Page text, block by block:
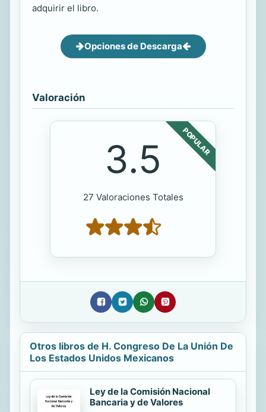
adquirir el libro.
Opciones de Descarga
Valoración
POPULAR
3.5
27 Valoraciones Totales
Otros libros de H. Congreso De La Unión De
Los Estados Unidos Mexicanos
Ley de la Comisión Nacional
Bancaria y de Valores